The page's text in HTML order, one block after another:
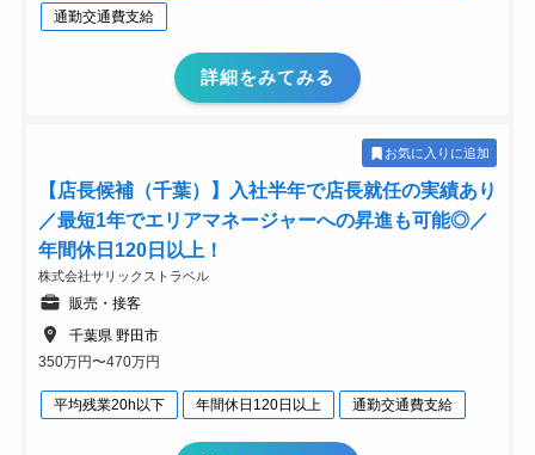
通勤交通費支給
詳細をみてみる
お気に入りに追加
【店長候補（千葉）】入社半年で店長就任の実績あり
／最短1年でエリアマネージャーへの昇進も可能◎／
年間休日120日以上！
株式会社サリックストラベル
販売・接客
千葉県 野田市
350万円〜470万円
平均残業20h以下 年間休日120日以上 通勤交通費支給